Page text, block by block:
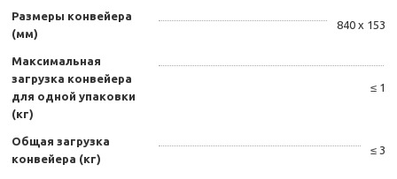
Размеры конвейера
(мм)
840 х 153
Максимальная
загрузка конвейера
для одной упаковки
(кг)
≤ 1
Общая загрузка
конвейера (кг)
≤ 3